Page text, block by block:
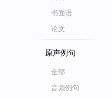
书面语
论文
原声例句
全部
音频例句